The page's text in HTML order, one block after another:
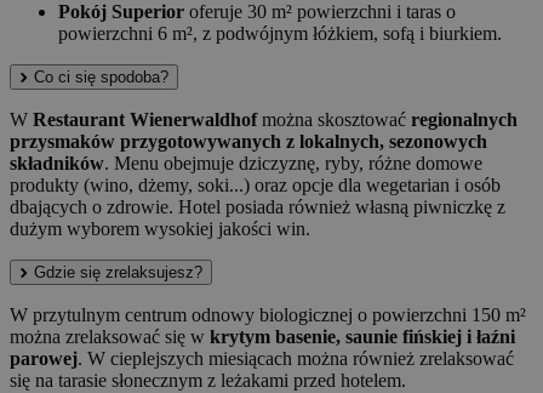
Pokój Superior oferuje 30 m² powierzchni i taras o
powierzchni 6 m², z podwójnym łóżkiem, sofą i biurkiem.
Co ci się spodoba?
W Restaurant Wienerwaldhofmożna skosztować regionalnych
przysmaków przygotowywanych z lokalnych, sezonowych
składników. Menu obejmuje dziczyznę, ryby, różne domowe
produkty (wino, dżemy, soki...) oraz opcje dla wegetarian i osób
dbających o zdrowie. Hotel posiada również własną piwniczkę z
dużym wyborem wysokiej jakości win.
Gdzie się zrelaksujesz?
W przytulnym centrum odnowy biologicznej o powierzchni 150 m²
można zrelaksować się w krytym basenie, saunie fińskiej i łaźni
parowej. W cieplejszych miesiącach można również zrelaksować
się na tarasie słonecznym z leżakami przed hotelem.